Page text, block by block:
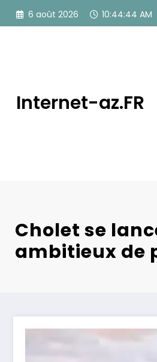
Aller
6 août 2026 10:44:45 AM
Internet-az.FR
Cholet se
ambitieux de